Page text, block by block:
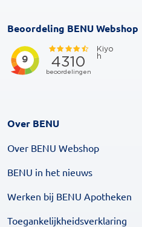
Beoordeling BENU Webshop
Over BENU
Over BENU Webshop
BENU in het nieuws
Werken bij BENU Apotheken
Toegankelijkheidsverklaring